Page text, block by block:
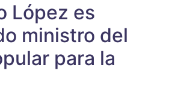
López es
ministro del
para la